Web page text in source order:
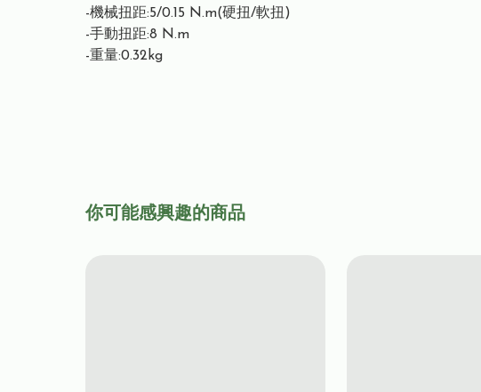
-機械扭距:5/0.15 N.m(硬扭/軟扭)
-手動扭距:8 N.m
-重量:0.32kg
你可能感興趣的商品